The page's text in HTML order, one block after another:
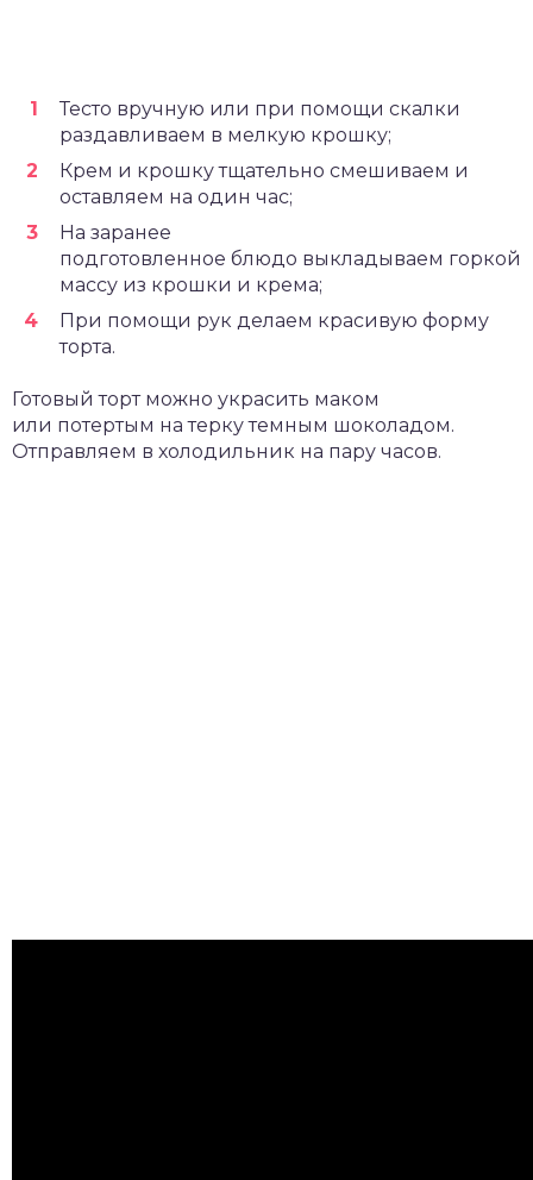
Тесто вручную или при помощи скалки
раздавливаем в мелкую крошку;
Крем и крошку тщательно смешиваем и
оставляем на один час;
На заранее
подготовленное блюдо выкладываем горкой
массу из крошки и крема;
При помощи рук делаем красивую форму
торта.
Готовый торт можно украсить маком
или потертым на терку темным шоколадом.
Отправляем в холодильник на пару часов.